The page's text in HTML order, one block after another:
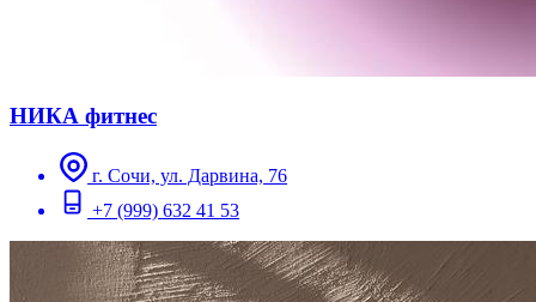
НИКА фитнес
г. Сочи, ул. Дарвина, 76
+7 (999) 632 41 53